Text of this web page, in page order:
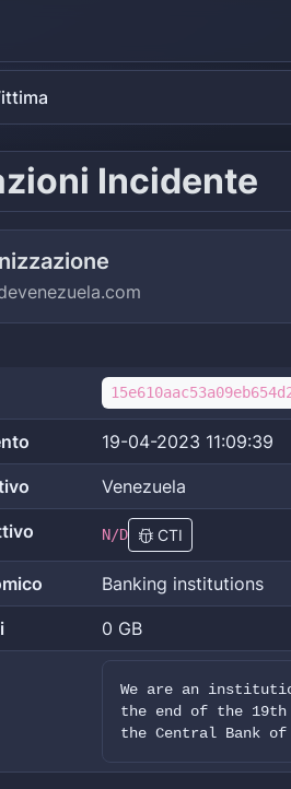
Incidente
19-04-2023 11:09:39
Venezuela
N/D CTI
Banking institutions
0 GB
We are an
the end of the
the Central Bank